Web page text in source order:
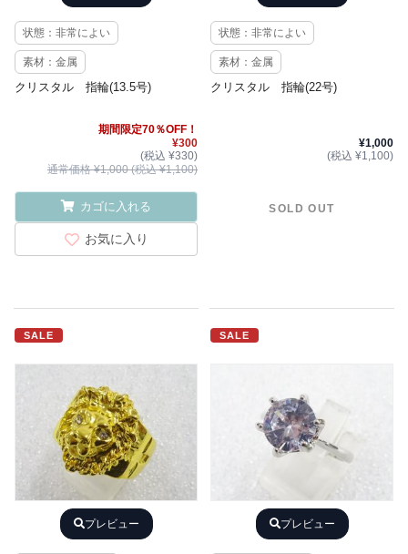
状態：非常によい
素材：金属
クリスタル 指輪(13.5号)
期間限定70％OFF！
¥300
(税込 ¥330)
通常価格 ¥1,000 (税込 ¥1,100)
カゴに入れる
お気に入り
状態：非常によい
素材：金属
クリスタル 指輪(22号)
¥1,000
(税込 ¥1,100)
SOLD OUT
SALE
プレビュー
SALE
プレビュー